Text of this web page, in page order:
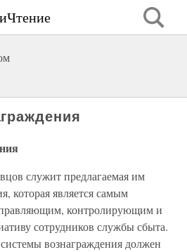
служит предлагаемая им
которая является самым
контролирующим и
сотрудников службы сбыта.
вознаграждения должен